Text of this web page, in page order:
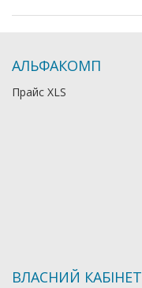
АЛЬФАКОМП
Прайс XLS
ВЛАСНИЙ КАБІНЕТ